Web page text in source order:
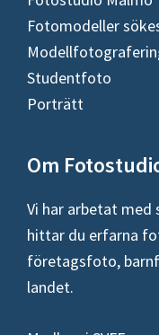
Fotomodeller
Studentfoto
Porträtt
Om
Vi har arbetat med
hittar du erfarna
företagsfoto,
landet.